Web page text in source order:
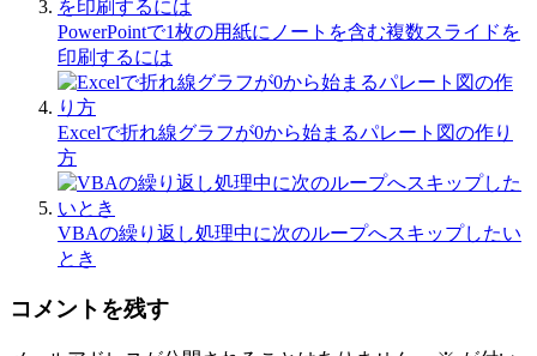
PowerPointで1枚の用紙にノートを含む複数スライドを
印刷するには
Excelで折れ線グラフが0から始まるパレート図の作り
方
VBAの繰り返し処理中に次のループへスキップしたい
とき
コメントを残す